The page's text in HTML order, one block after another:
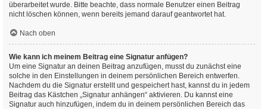
überarbeitet wurde. Bitte beachte, dass normale Benutzer einen Beitrag
nicht löschen können, wenn bereits jemand darauf geantwortet hat.
Nach oben
Wie kann ich meinem Beitrag eine Signatur anfügen?
Um eine Signatur an deinen Beitrag anzufügen, musst du zunächst eine
solche in den Einstellungen in deinem persönlichen Bereich entwerfen.
Nachdem du die Signatur erstellt und gespeichert hast, kannst du in jedem
Beitrag das Kästchen „Signatur anhängen“ aktivieren. Du kannst eine
Signatur auch hinzufügen, indem du in deinem persönlichen Bereich das